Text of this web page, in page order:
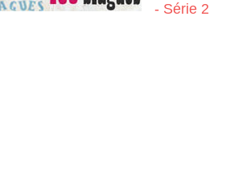
- Série 2